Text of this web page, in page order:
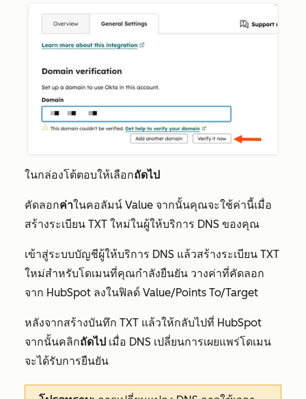
ในกล่องโต้ตอบให้เลือกถัดไป
คัดลอกค่าในคอลัมน์ Value จากนั้นคุณจะใช้ค่านี้เมื่อ
สร้างระเบียน TXT ใหม่ในผู้ให้บริการ DNS ของคุณ
เข้าสู่ระบบบัญชีผู้ให้บริการ DNS แล้วสร้างระเบียน TXT
ใหม่สำหรับโดเมนที่คุณกำลังยืนยัน วางค่าที่คัดลอก
จาก HubSpot ลงในฟิลด์ Value/Points To/Target
หลังจากสร้างบันทึก TXT แล้วให้กลับไปที่ HubSpot
จากนั้นคลิกถัดไป เมื่อ DNS เปลี่ยนการเผยแพร่โดเมน
จะได้รับการยืนยัน